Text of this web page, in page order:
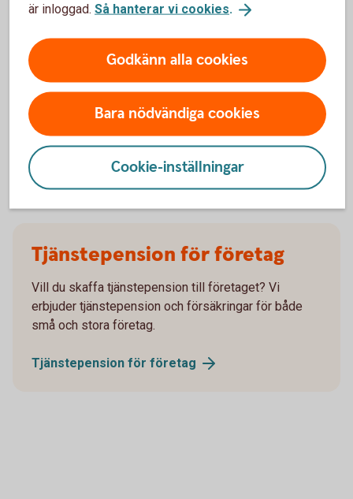
Våra kunder är nöjda
Vi fortsätter att stärka vår ställning på
tjänstepensionsområdet. I årets SKI-undersökning
klättrade vi till en andraplats när det handlar om
kundnöjdhet.
Tjänstepension för företag
Vill du skaffa tjänstepension till företaget? Vi
erbjuder tjänstepension och försäkringar för både
små och stora företag.
Tjänstepension för företag
är inloggad. Så hanterar vi cookies.
Godkänn alla cookies
Bara nödvändiga cookies
Cookie-inställningar